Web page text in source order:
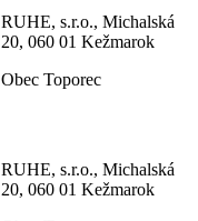
RUHE, s.r.o., Michalská
20, 060 01 Kežmarok
Obec Toporec
RUHE, s.r.o., Michalská
20, 060 01 Kežmarok